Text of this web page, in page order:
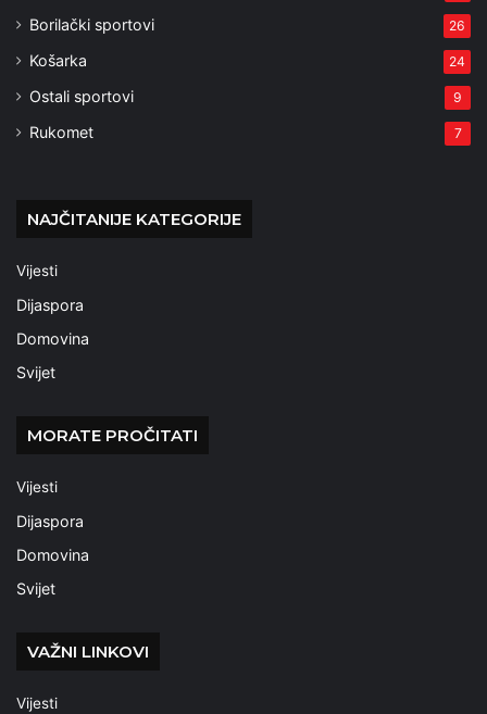
Borilački sportovi 26
Košarka 24
Ostali sportovi 9
Rukomet 7
NAJČITANIJE KATEGORIJE
Vijesti
Dijaspora
Domovina
Svijet
MORATE PROČITATI
Vijesti
Dijaspora
Domovina
Svijet
VAŽNI LINKOVI
Vijesti